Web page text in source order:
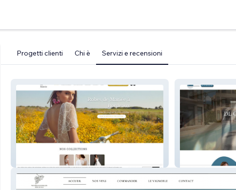
Progetti clienti Chi è Servizi e recensioni
DL